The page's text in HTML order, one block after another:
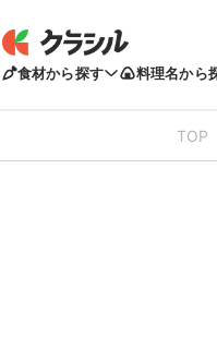
食材から探す 料理名から
TOP